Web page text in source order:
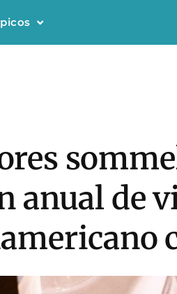
anual de